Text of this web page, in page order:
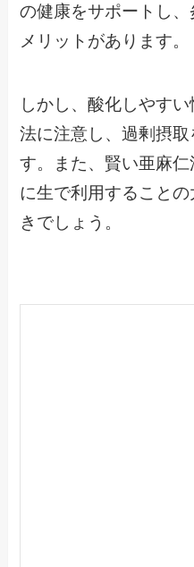
の健康をサポートし
メリットがあります。
しかし、酸化しやす
法に注意し、過剰摂
す。また、賢い亜麻
に生で利用すること
きでしょう。